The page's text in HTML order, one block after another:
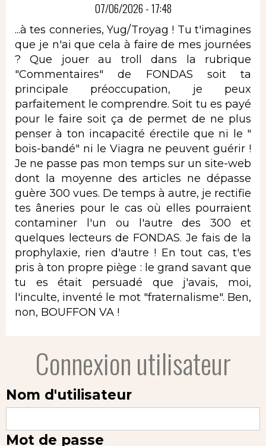
07/06/2026 - 17:48
...à tes conneries, Yug/Troyag ! Tu t'imagines
que je n'ai que cela à faire de mes journées
? Que jouer au troll dans la rubrique
"Commentaires" de FONDAS soit ta
principale préoccupation, je peux
parfaitement le comprendre. Soit tu es payé
pour le faire soit ça de permet de ne plus
penser à ton incapacité érectile que ni le "
bois-bandé" ni le Viagra ne peuvent guérir !
Je ne passe pas mon temps sur un site-web
dont la moyenne des articles ne dépasse
guère 300 vues. De temps à autre, je rectifie
tes âneries pour le cas où elles pourraient
contaminer l'un ou l'autre des 300 et
quelques lecteurs de FONDAS. Je fais de la
prophylaxie, rien d'autre ! En tout cas, t'es
pris à ton propre piège : le grand savant que
tu es était persuadé que j'avais, moi,
l'inculte, inventé le mot "fraternalisme". Ben,
non, BOUFFON VA !
Connexion utilisateur
Nom d'utilisateur
Mot de passe